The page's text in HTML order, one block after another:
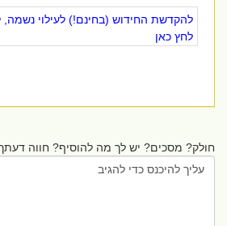
להקדשת החידוש (בחינם!) לעילוי נשמה,
לחץ כאן
חולק? מסכים? יש לך מה להוסיף? חווה דעתך